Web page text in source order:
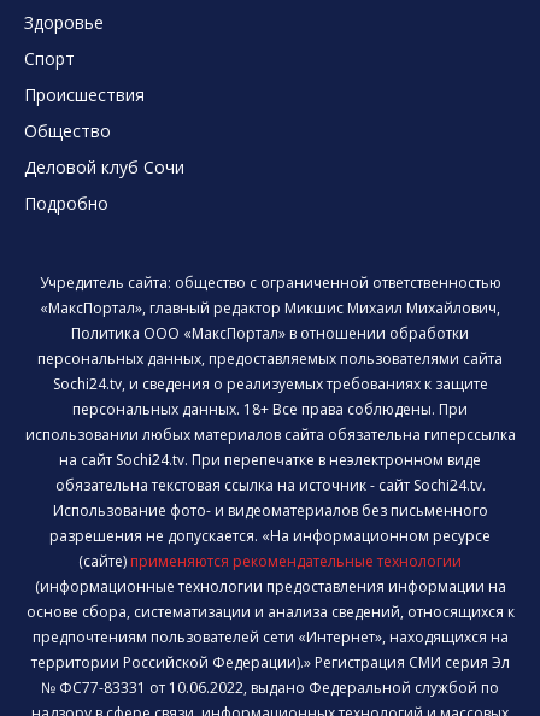
Здоровье
Спорт
Происшествия
Общество
Деловой клуб Сочи
Подробно
Учредитель сайта: общество с ограниченной ответственностью
«МаксПортал», главный редактор Микшис Михаил Михайлович,
Политика ООО «МаксПортал» в отношении обработки
персональных данных, предоставляемых пользователями сайта
Sochi24.tv, и сведения о реализуемых требованиях к защите
персональных данных. 18+ Все права соблюдены. При
использовании любых материалов сайта обязательна гиперссылка
на сайт Sochi24.tv. При перепечатке в неэлектронном виде
обязательна текстовая ссылка на источник - сайт Sochi24.tv.
Использование фото- и видеоматериалов без письменного
разрешения не допускается. «На информационном ресурсе
(сайте) применяются рекомендательные технологии
(информационные технологии предоставления информации на
основе сбора, систематизации и анализа сведений, относящихся к
предпочтениям пользователей сети «Интернет», находящихся на
территории Российской Федерации).» Регистрация СМИ серия Эл
№ ФС77-83331 от 10.06.2022, выдано Федеральной службой по